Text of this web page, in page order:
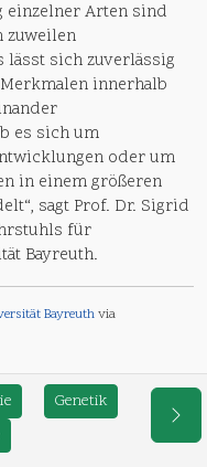
einzelner Arten sind
zuweilen
lässt sich zuverlässig
innerhalb
es sich um
oder um
in einem größeren
sagt Prof. Dr. Sigrid
für
Bayreuth.
Bayreuthvia
Genetik